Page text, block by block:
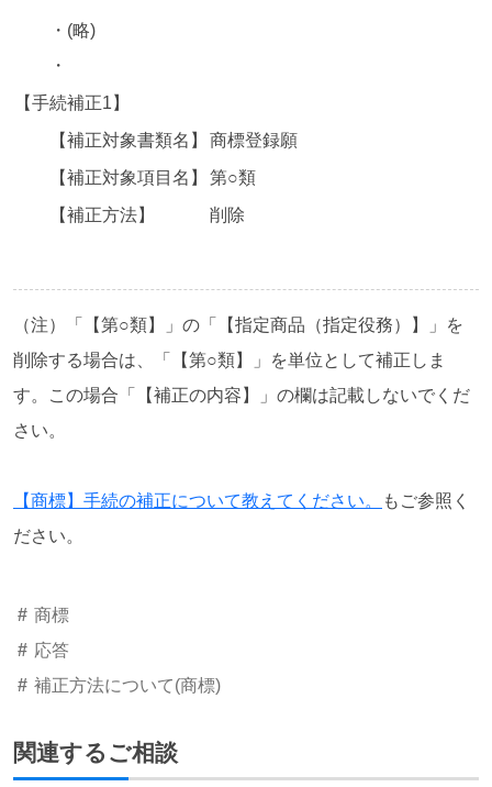
・(略)
・
【手続補正1】
【補正対象書類名】
商標登録願
【補正対象項目名】
第○類
【補正方法】
削除
（注）「【第○類】」の「【指定商品（指定役務）】」を
削除する場合は、「【第○類】」を単位として補正しま
す。この場合「【補正の内容】」の欄は記載しないでくだ
さい。
【商標】手続の補正について教えてください。
もご参照く
ださい。
商標
応答
補正方法について(商標)
関連するご相談